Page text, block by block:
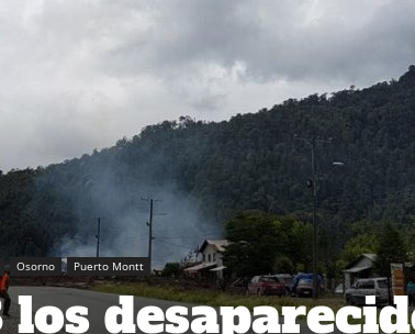
Osorno Puerto Montt